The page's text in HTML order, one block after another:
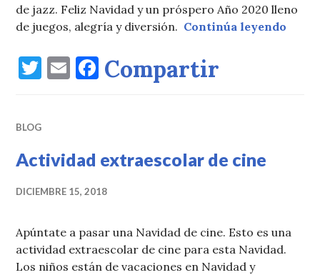
de jazz. Feliz Navidad y un próspero Año 2020 lleno
de juegos, alegría y diversión. Continúa leyendo
T
r
E F
b
o
o
k
Compartir
BLOG
Actividad extraescolar de cine
DICIEMBRE 15, 2018
Apúntate a pasar una Navidad de cine. Esto es una
actividad extraescolar de cine para esta Navidad.
Los niños están de vacaciones en Navidad y